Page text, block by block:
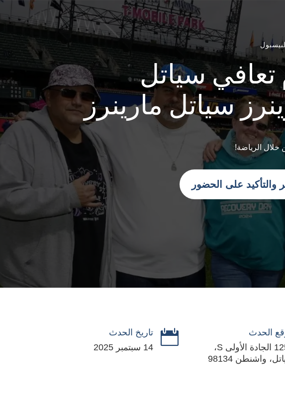
تعافي سياتل
سياتل مارينرز
خلال الرياضة!
والتأكيد على الحضور

تاريخ الحدث
14 سبتمبر 2025
الحدث
1250 الجادة الأولى S،
واشنطن 98134